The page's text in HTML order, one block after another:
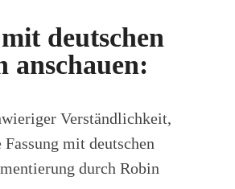
deutschen
anschauen:
Verständlichkeit,
mit deutschen
durch Robin